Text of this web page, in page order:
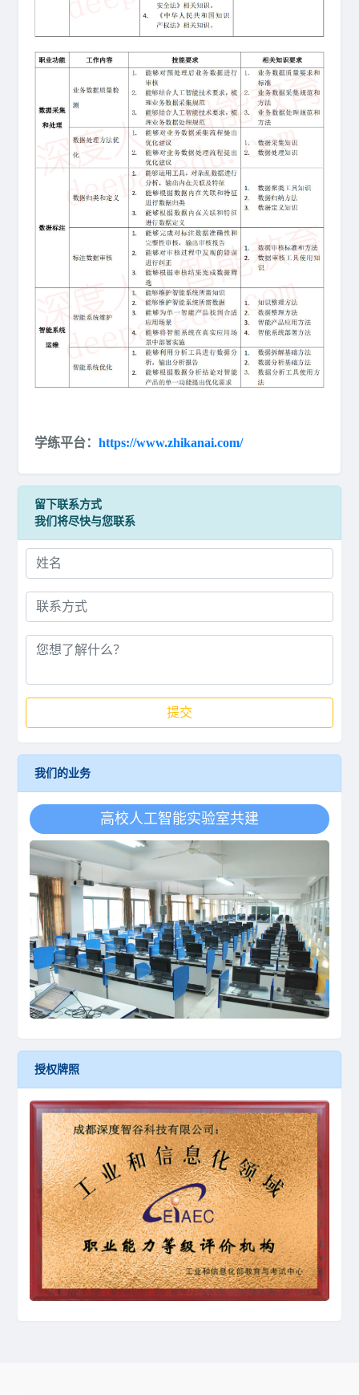
学练平台： https://www.zhikanai.com/
留下联系方式
我们将尽快与您联系
提交
我们的业务
高校人工智能学科共建
授权牌照